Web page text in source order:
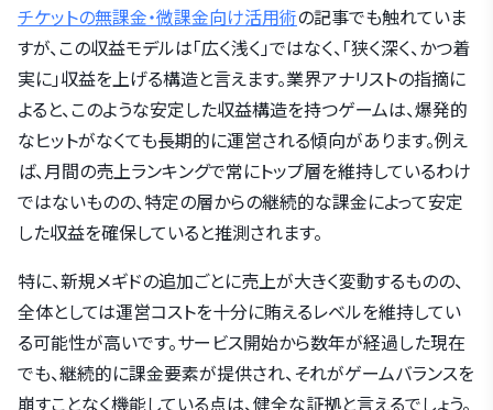
チケットの無課金・微課金向け活用術の記事でも触れていま
すが、この収益モデルは「広く浅く」ではなく、「狭く深く、かつ着
実に」収益を上げる構造と言えます。業界アナリストの指摘に
よると、このような安定した収益構造を持つゲームは、爆発的
なヒットがなくても長期的に運営される傾向があります。例え
ば、月間の売上ランキングで常にトップ層を維持しているわけ
ではないものの、特定の層からの継続的な課金によって安定
した収益を確保していると推測されます。
特に、新規メギドの追加ごとに売上が大きく変動するものの、
全体としては運営コストを十分に賄えるレベルを維持してい
る可能性が高いです。サービス開始から数年が経過した現在
でも、継続的に課金要素が提供され、それがゲームバランスを
崩すことなく機能している点は、健全な証拠と言えるでしょう。